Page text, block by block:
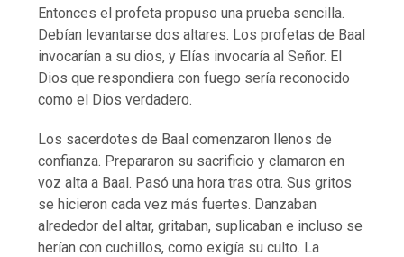
Entonces el profeta propuso una prueba sencilla.
Debían levantarse dos altares. Los profetas de Baal
invocarían a su dios, y Elías invocaría al Señor. El
Dios que respondiera con fuego sería reconocido
como el Dios verdadero.
Los sacerdotes de Baal comenzaron llenos de
confianza. Prepararon su sacrificio y clamaron en
voz alta a Baal. Pasó una hora tras otra. Sus gritos
se hicieron cada vez más fuertes. Danzaban
alrededor del altar, gritaban, suplicaban e incluso se
herían con cuchillos, como exigía su culto. La